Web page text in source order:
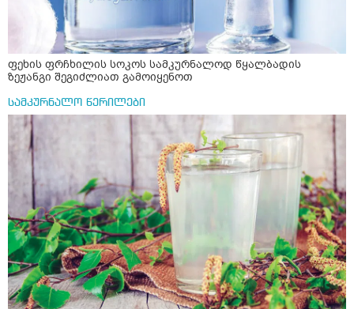
ფეხის ფრჩხილის სოკოს სამკურნალოდ წყალბადის
ზეჟანგი შეგიძლიათ გამოიყენოთ
სამკურნალო წერილები